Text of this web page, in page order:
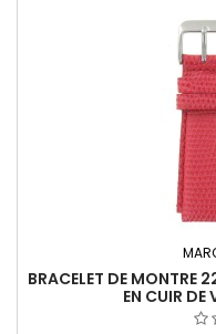
BRACELET DE MONTRE
EN CUIR DE